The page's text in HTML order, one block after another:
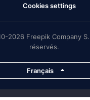
Cookies settings
2026 Freepik Company
réservés.
Français